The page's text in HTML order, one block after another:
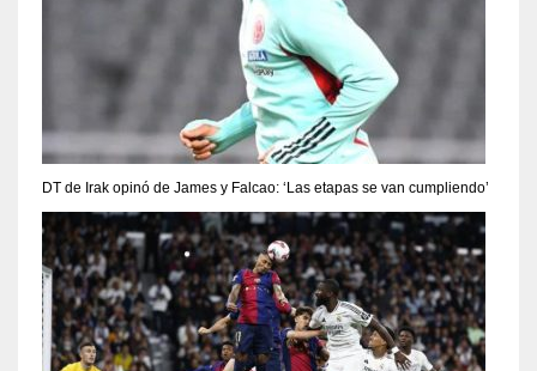
DT de Irak opinó de James y Falcao: ‘Las etapas se van cumpliendo’